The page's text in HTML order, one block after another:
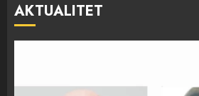
AKTUALITET